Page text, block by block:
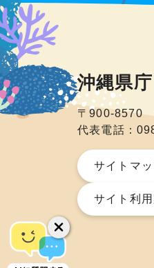
沖縄県庁
〒900-8570
代表電話：
サイトマ
サイト利